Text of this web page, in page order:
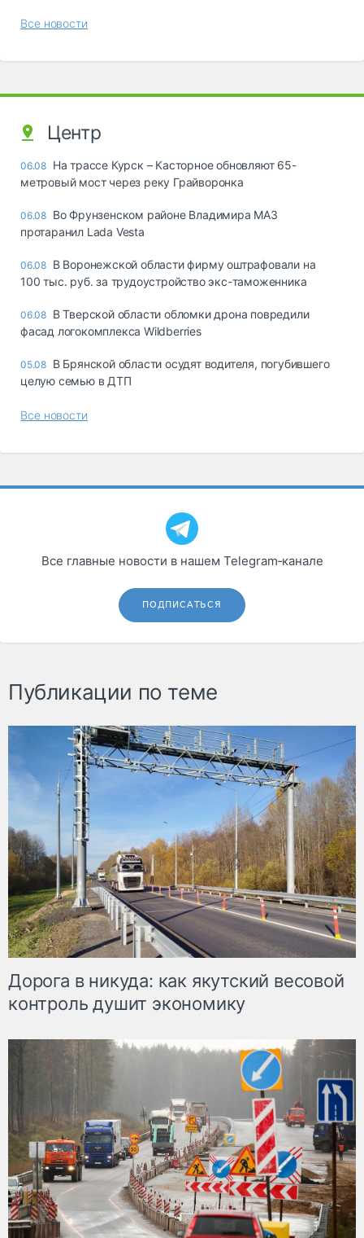
Все новости
Центр
06.08 На трассе Курск – Касторное обновляют 65-
метровый мост через реку Грайворонка
06.08 Во Фрунзенском районе Владимира МАЗ
протаранил Lada Vesta
06.08 В Воронежской области фирму оштрафовали на
100 тыс. руб. за трудоустройство экс-таможенника
06.08 В Тверской области обломки дрона повредили
фасад логокомплекса Wildberries
05.08 В Брянской области осудят водителя, погубившего
целую семью в ДТП
Все новости
Все главные новости в нашем Telegram‑канале
ПОДПИСАТЬСЯ
Публикации по теме
Дорога в никуда: как якутский весовой
контроль душит экономику